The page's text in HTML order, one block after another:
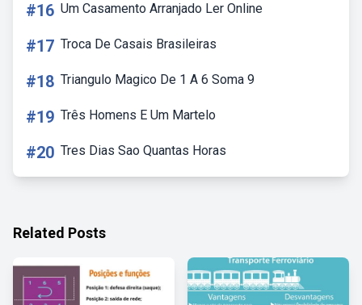
#16 Um Casamento Arranjado Ler Online
#17 Troca De Casais Brasileiras
#18 Triangulo Magico De 1 A 6 Soma 9
#19 Três Homens E Um Martelo
#20 Tres Dias Sao Quantas Horas
Related Posts